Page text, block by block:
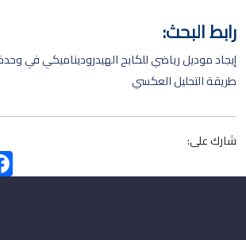
رابط البحث:
إيجاد موديل رياضي للكابح الهيدروديناميكي في
طريقة التحليل العكسي
شارك على: